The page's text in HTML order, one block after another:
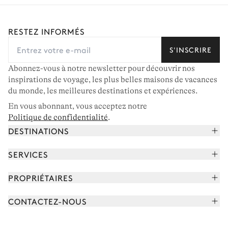
RESTEZ INFORMÉS
S'INSCRIRE
Abonnez-vous à notre newsletter pour découvrir nos
inspirations de voyage, les plus belles maisons de vacances
du monde, les meilleures destinations et expériences.
En vous abonnant, vous acceptez notre
Politique de confidentialité.
DESTINATIONS
Corse
Cap Ferret
SERVICES
Réserver vos vacances
Rencontrer votre concierge
PROPRIÉTAIRES
CONTACTEZ-NOUS